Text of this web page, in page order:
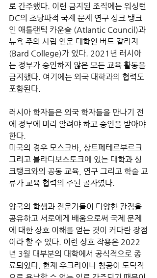
로 간주했다. 이런 금지된 조직에는 워싱턴
DC의 초당파적 국제 문제 연구 싱크 탱크
인 애틀랜틱 카운슬 (Atlantic Council)과
뉴욕 주의 사립 인문 대학인 버드 칼리지
(Bard College)가 있다. 2021년 러시아
는 정부가 승인하지 않은 모든 교육 활동을
금지했다. 여기에는 외국 대학과의 협력도
포함된다.
러시아 학자들은 외국 학자들을 만나기 전
에 정부에 미리 알려야 하고 승인을 받아야
한다.
미국의 경우 모스크바, 상트페테르부르크
그리고 블라디보스토크에 있는 대학과 싱
크탱크와의 공동 교육, 연구 그리고 학술 교
류가 교육 협력의 주된 골자였다.
양국의 학생과 전문가들이 다양한 관점을
공유하고 서로에게 배움으로써 국제 문제
에 대한 상호 이해를 얻는 것이 커다란 장점
이라 할 수 있다. 이런 상호 작용은 2022
년 3월 대부분의 대학에서 공식적으로 종
료되었다. 현재 우크라이나 침공이 도덕적